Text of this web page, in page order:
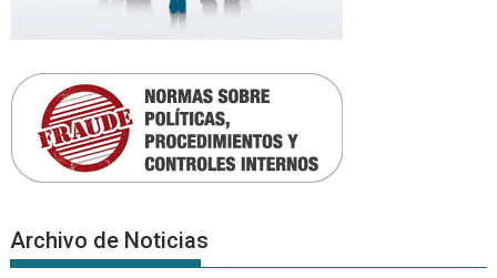
Archivo de Noticias